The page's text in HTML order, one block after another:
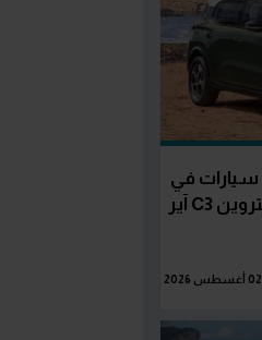
بعد إطلاقها الرسمي.. 7 سيارات في
حجم وسعر مقارب لـ سيتروين C3 آير